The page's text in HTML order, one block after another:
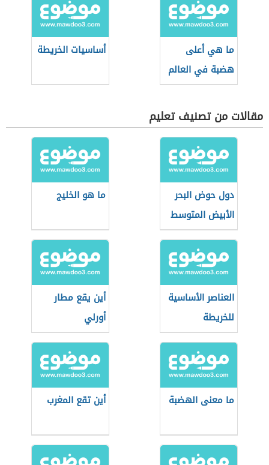
ما هي أعلى
هضبة في العالم
أساسيات الخريطة
مقالات من تصنيف تعليم
دول حوض البحر
الأبيض المتوسط
ما هو الخليج
العناصر الأساسية
للخريطة
أين يقع مطار
أورلي
ما معنى الهضبة أين تقع المغرب